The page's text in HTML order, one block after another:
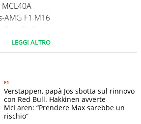
MCL40A
AMG F1 M16
Stella
Group
Norrise#81 Oscar Piastri
Punti Piazzamenti
Lando
LEGGI ALTRO
F1
Verstappen, papà Jos sbotta sul rinnovo
con Red Bull. Hakkinen avverte
McLaren: “Prendere Max sarebbe un
rischio”